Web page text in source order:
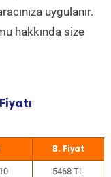
uygulanır.
hakkında size
5468 TL